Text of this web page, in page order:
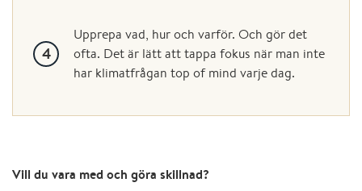
Upprepa vad, hur och varför. Och gör det
ofta. Det är lätt att tappa fokus när man inte
har klimatfrågan top of mind varje dag.
Vill du vara med och göra skillnad?